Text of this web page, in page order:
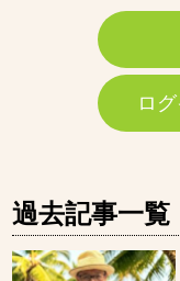
ロ
過去記事一覧